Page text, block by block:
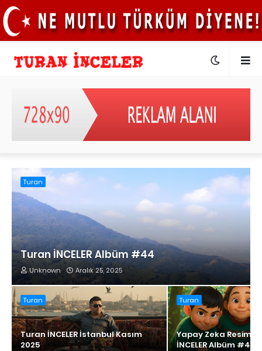
Turan
Turan İNCELER Albüm #44
Unknown Aralık 25, 2025
Turan
Turan İNCELER İstanbul Kasım
2025
Turan
Yapay Zeka
İNCELER Albüm #45